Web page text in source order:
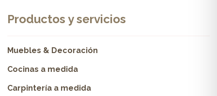
Productos y servicios
Muebles & Decoración
Cocinas a medida
Carpintería a medida